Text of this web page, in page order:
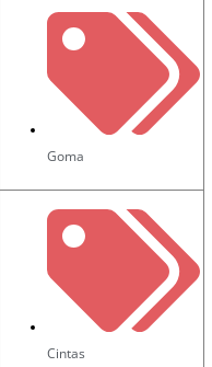
Goma
Cintas